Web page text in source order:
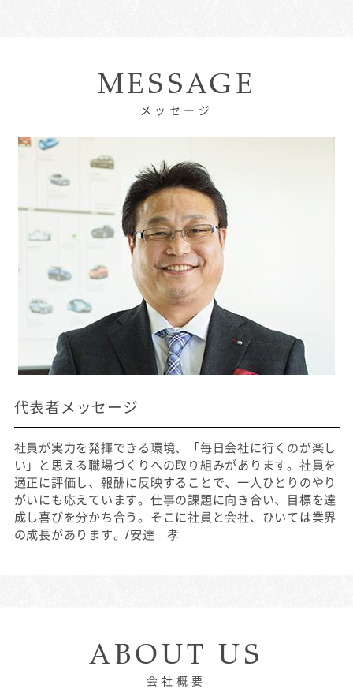
MESSAGE
メッセージ
代表者メッセージ
社員が実力を発揮できる環境、「毎日会社に行くのが楽し
い」と思える職場づくりへの取り組みがあります。社員を
適正に評価し、報酬に反映することで、一人ひとりのやり
がいにも応えています。仕事の課題に向き合い、目標を達
成し喜びを分かち合う。そこに社員と会社、ひいては業界
の成長があります。/安達 孝
ABOUT US
会社概要